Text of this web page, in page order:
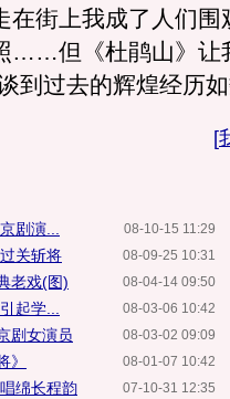
在街上我成了人们围
……但《杜鹃山》让
到过去的辉煌经历
[
08-10-15 11:29
剧演...
08-09-25 10:31
关斩将
08-04-14 09:50
老戏(图)
08-03-06 10:42
起学...
08-03-02 09:09
剧女演员
08-01-07 10:42
》
07-10-31 12:35
绵长程韵